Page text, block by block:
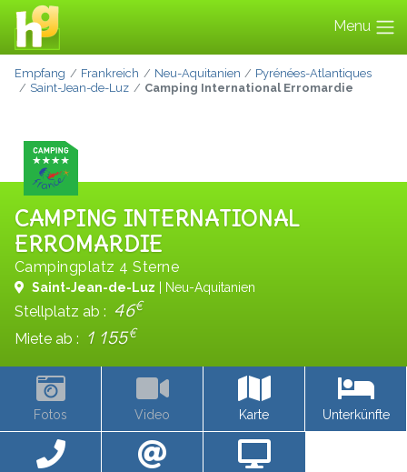
Menu
Empfang Frankreich Neu-Aquitanien
Pyrénées-Atlantiques
Saint-Jean-de-Luz
Camping International Erromardie
CAMPING INTERNATIONAL
ERROMARDIE
Campingplatz 4 Sterne
Saint-Jean-de-Luz | Neu-Aquitanien
Stellplatz ab : 46€
Miete ab : 1 155€
Fotos Video Karte Unterkünfte